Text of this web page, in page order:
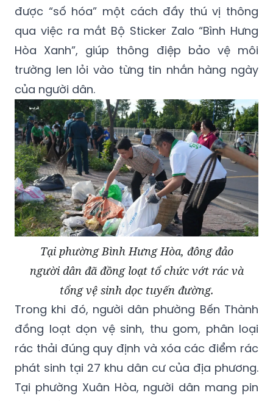
được “số hóa” một cách đầy thú vị thông
qua việc ra mắt Bộ Sticker Zalo “Bình Hưng
Hòa Xanh”, giúp thông điệp bảo vệ môi
trường len lỏi vào từng tin nhắn hàng ngày
của người dân.
Tại phường Bình Hưng Hòa, đông đảo
người dân đã đồng loạt tổ chức vớt rác và
tổng vệ sinh dọc tuyến đường.
Trong khi đó, người dân phường Bến Thành
đồng loạt dọn vệ sinh, thu gom, phân loại
rác thải đúng quy định và xóa các điểm rác
phát sinh tại 27 khu dân cư của địa phương.
Tại phường Xuân Hòa, người dân mang pin